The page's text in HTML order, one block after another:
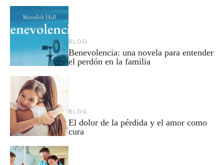
BLOG
Benevolencia: una novela para entender
el perdón en la familia
BLOG
El dolor de la pérdida y el amor como
cura